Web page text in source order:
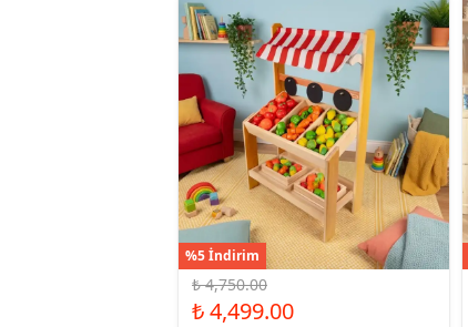
%5 İndirim
₺ 4,750.00
₺ 4,499.00